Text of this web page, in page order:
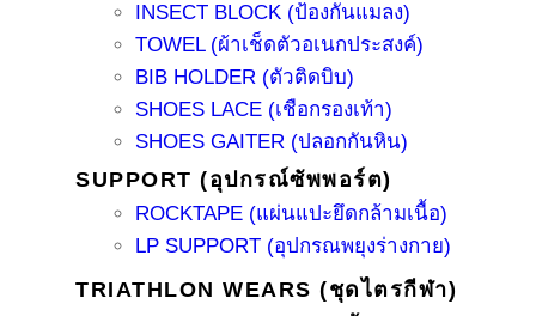
INSECT BLOCK (ป้องกันแมลง)
TOWEL (ผ้าเช็ดตัวอเนกประสงค์)
BIB HOLDER (ตัวติดบิบ)
SHOES LACE (เชือกรองเท้า)
SHOES GAITER (ปลอกกันหิน)
SUPPORT (อุปกรณ์ซัพพอร์ต)
ROCKTAPE (แผ่นแปะยึดกล้ามเนื้อ)
LP SUPPORT (อุปกรณพยุงร่างกาย)
TRIATHLON WEARS (ชุดไตรกีฬา)